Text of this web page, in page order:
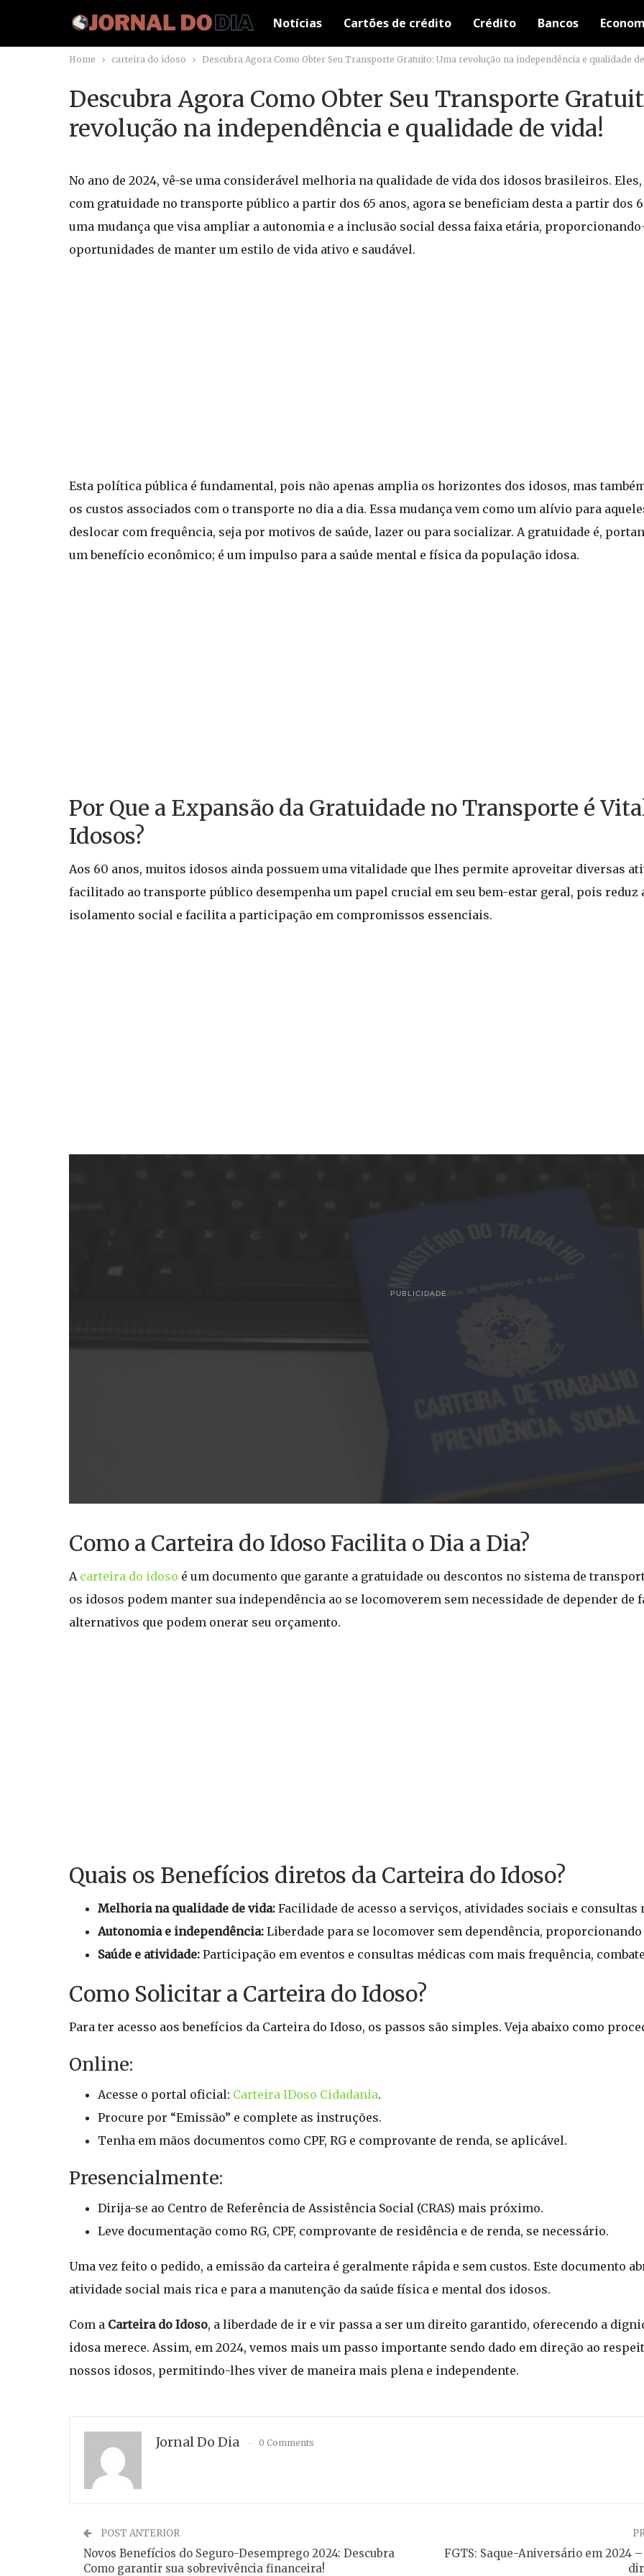
Notícias Cartões de crédito Crédito Bancos
Home carteira do idoso Descubra Agora Como Obter Seu Transporte Gratuito: Uma revolução na independência e qualidade
Descubra Agora Como Obter Seu Transporte
revolução na independência e qualidade de vida!
No ano de 2024, vê-se uma considerável melhoria na qualidade de vida dos idosos brasileiros.
com gratuidade no transporte público a partir dos 65 anos, agora se beneficiam desta a partir dos
uma mudança que visa ampliar a autonomia e a inclusão social dessa faixa etária,
oportunidades de manter um estilo de vida ativo e saudável.
Esta política pública é fundamental, pois não apenas amplia os horizontes dos idosos, mas
os custos associados com o transporte no dia a dia. Essa mudança vem como um alívio para
deslocar com frequência, seja por motivos de saúde, lazer ou para socializar. A gratuidade é,
um benefício econômico; é um impulso para a saúde mental e física da população idosa.
Por Que a Expansão da Gratuidade no Transporte é
Idosos?
Aos 60 anos, muitos idosos ainda possuem uma vitalidade que lhes permite aproveitar diversas
facilitado ao transporte público desempenha um papel crucial em seu bem-estar geral, pois reduz
isolamento social e facilita a participação em compromissos essenciais.
PUBLICIDADE
Como a Carteira do Idoso Facilita o Dia a Dia?
A carteira do idoso é um documento que garante a gratuidade ou descontos no sistema de
os idosos podem manter sua independência ao se locomoverem sem necessidade de depender
alternativos que podem onerar seu orçamento.
Quais os Benefícios diretos da Carteira do Idoso?
Melhoria na qualidade de vida: Facilidade de acesso a serviços, atividades sociais e consultas
Autonomia e independência: Liberdade para se locomover sem dependência,
Saúde e atividade: Participação em eventos e consultas médicas com mais frequência,
Como Solicitar a Carteira do Idoso?
Para ter acesso aos benefícios da Carteira do Idoso, os passos são simples. Veja abaixo como
Online:
Acesse o portal oficial: Carteira IDoso Cidadania.
Procure por “Emissão” e complete as instruções.
Tenha em mãos documentos como CPF, RG e comprovante de renda, se aplicável.
Presencialmente:
Dirija-se ao Centro de Referência de Assistência Social (CRAS) mais próximo.
Leve documentação como RG, CPF, comprovante de residência e de renda, se necessário.
Uma vez feito o pedido, a emissão da carteira é geralmente rápida e sem custos. Este documento
atividade social mais rica e para a manutenção da saúde física e mental dos idosos.
Com a Carteira do Idoso, a liberdade de ir e vir passa a ser um direito garantido, oferecendo a
idosa merece. Assim, em 2024, vemos mais um passo importante sendo dado em direção ao
nossos idosos, permitindo-lhes viver de maneira mais plena e independente.
Jornal Do Dia 0 Comments
POST ANTERIOR
Novos Benefícios do Seguro-Desemprego 2024: Descubra
Como garantir sua sobrevivência financeira!
FGTS: Saque-Aniversário em 2024